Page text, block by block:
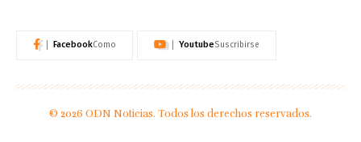
FacebookComo YoutubeSuscribirse
© 2026 ODN Noticias. Todos los derechos reservados.